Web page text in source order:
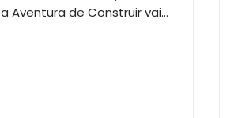
a Aventura de Construir vai